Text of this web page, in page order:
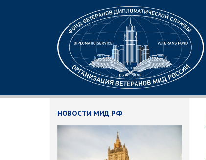
НОВОСТИ МИД РФ